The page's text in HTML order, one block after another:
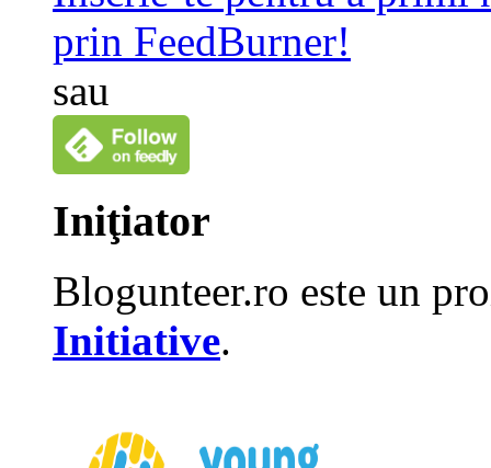
prin FeedBurner!
sau
Iniţiator
Blogunteer.ro este un
Initiative.